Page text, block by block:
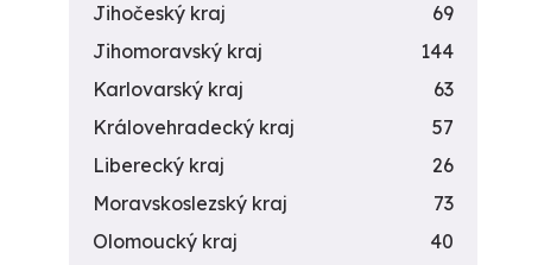
Jihočeský kraj
69
Jihomoravský kraj
144
Karlovarský kraj
63
Královehradecký kraj
57
Liberecký kraj
26
Moravskoslezský kraj
73
Olomoucký kraj
40